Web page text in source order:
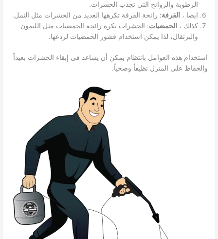
الرطوبة والروائح التي تجذب الحشرات.
ايضا ، القرفة: رائحة القرفة تكرهها العديد من الحشرات مثل النمل.
كذلك ، الحمضيات: الحشرات تكره رائحة الحمضيات مثل الليمون
والبرتقال، لذا يمكن استخدام قشور الحمضيات لردعها.
استخدام هذه العوامل بانتظام يمكن أن يساعد في إبقاء الحشرات بعيداً
والحفاظ على المنزل نظيفاً وصحياً.